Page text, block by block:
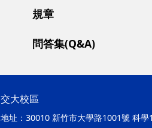
規章
問答集(Q&A)
交大校區
地址： 30010 新竹市大學路1001號 科